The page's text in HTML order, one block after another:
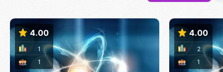
4.00
1
1
4.00
1
2